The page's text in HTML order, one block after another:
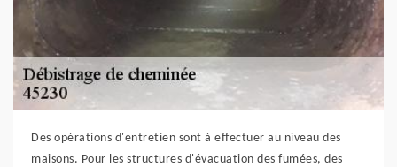
Des opérations d'entretien sont à effectuer au niveau des
maisons. Pour les structures d'évacuation des fumées, des